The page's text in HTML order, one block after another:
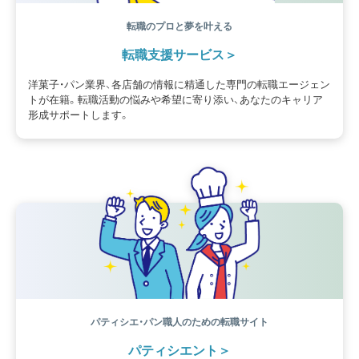
転職のプロと夢を叶える
転職支援サービス
洋菓子・パン業界、各店舗の情報に精通した専門の転職エージェン
トが在籍。転職活動の悩みや希望に寄り添い、あなたのキャリア
形成サポートします。
パティシエ・パン職人のための転職サイト
パティシエント